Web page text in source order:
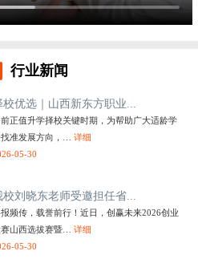
行业新闻
校优选｜山西新东方职业...
前正值升学择校关键时期，为帮助广大适龄学
找准发展方向，…详细
05-30
校刘晓东老师受邀担任省...
频传，载誉前行！近日，创赢未来2026创业
赛山西选拔赛暨…详细
05-30